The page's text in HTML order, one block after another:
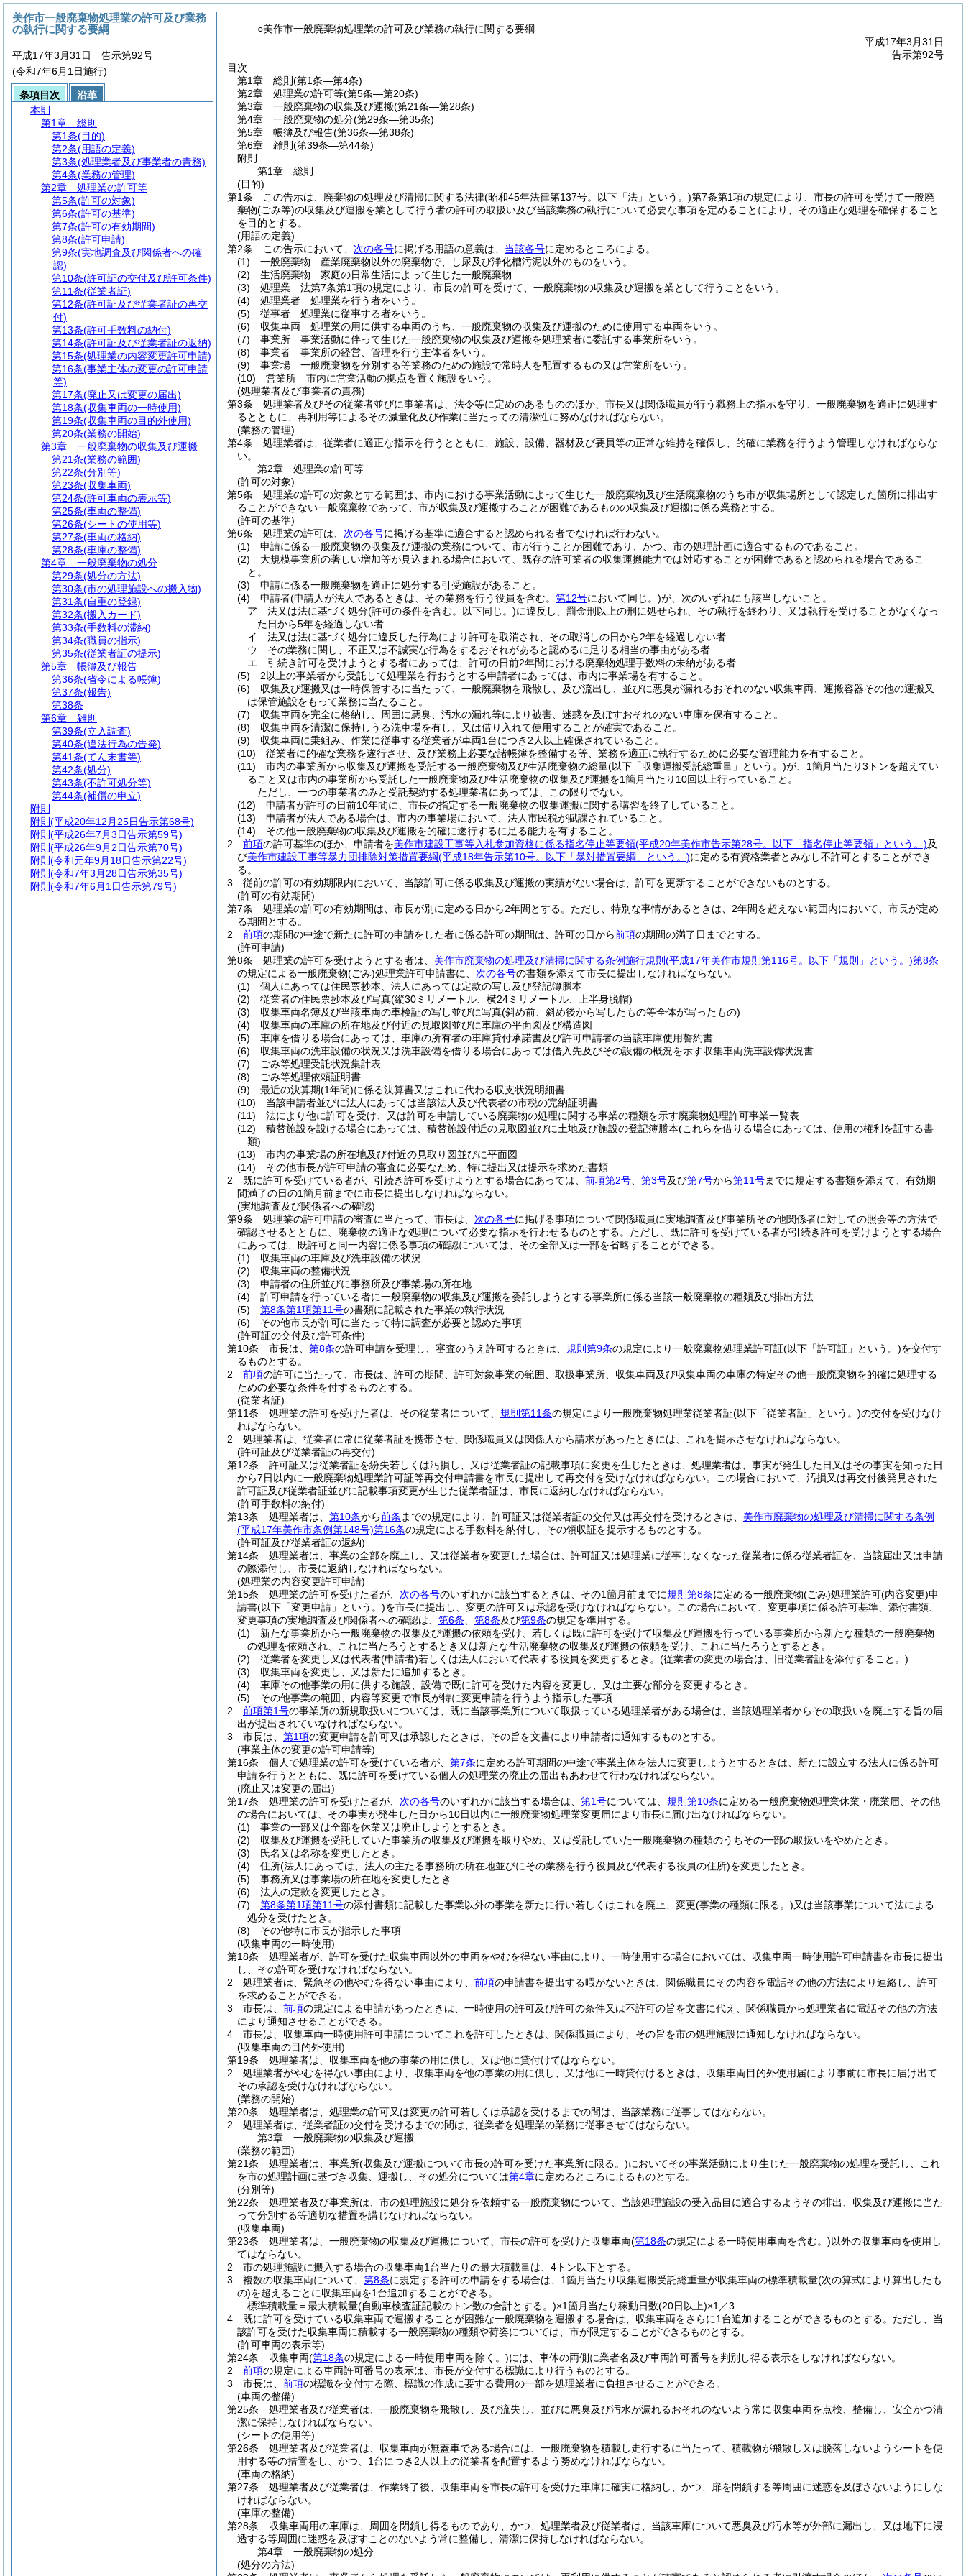
○美作市一般廃棄物処理業の許可及び業務の執行に関する要綱
平成17年3月31日
告示第92号
目次
第1章
総則 (第1条―第4条)
第2章
処理業の許可等(第5条―第20条)
第3章
一般廃棄物の収集及び運搬(第21条―第28条)
第4章
一般廃棄物の処分(第29条―第35条)
第5章
帳簿及び報告(第36条―第38条)
第6章
雑則 (第39条―第44条)
附則
第1章
総則
(目的)
第1条
この告示は、廃棄物の処理及び清掃に関する法律(昭和45年法律第137号。以下「法」という。)第7条第1項の規定により、市長の許可を受けて一般廃
棄物(ごみ等)の収集及び運搬を業として行う者の許可の取扱い及び当該業務の執行について必要な事項を定めることにより、その適正な処理を確保すること
を目的とする。
(用語の定義)
第2条
この告示において、 次の各号に掲げる用語の意義は、 当該各号に定めるところによる。
(1)
一般廃棄物 産業廃棄物以外の廃棄物で、し尿及び浄化槽汚泥以外のものをいう。
(2)
生活廃棄物 家庭の日常生活によって生じた一般廃棄物
(3)
処理業 法第7条第1項の規定により、市長の許可を受けて、一般廃棄物の収集及び運搬を業として行うことをいう。
(4)
処理業者 処理業を行う者をいう。
(5)
従事者 処理業に従事する者をいう。
(6)
収集車両 処理業の用に供する車両のうち、一般廃棄物の収集及び運搬のために使用する車両をいう。
(7)
事業所 事業活動に伴って生じた一般廃棄物の収集及び運搬を処理業者に委託する事業所をいう。
(8)
事業者 事業所の経営、管理を行う主体者をいう。
(9)
事業場 一般廃棄物を分別する等業務のための施設で常時人を配置するもの又は営業所をいう。
(10)
営業所 市内に営業活動の拠点を置く施設をいう。
(処理業者及び事業者の責務)
第3条
処理業者及びその従業者並びに事業者は、法令等に定めのあるもののほか、市長又は関係職員が行う職務上の指示を守り、一般廃棄物を適正に処理す
るとともに、再利用等によるその減量化及び作業に当たっての清潔性に努めなければならない。
(業務の管理)
第4条
処理業者は、従業者に適正な指示を行うとともに、施設、設備、器材及び要員等の正常な維持を確保し、的確に業務を行うよう管理しなければならな
い。
第2章
処理業の許可等
(許可の対象)
第5条
処理業の許可の対象とする範囲は、市内における事業活動によって生じた一般廃棄物及び生活廃棄物のうち市が収集場所として認定した箇所に排出す
ることができない一般廃棄物であって、市が収集及び運搬することが困難であるものの収集及び運搬に係る業務とする。
(許可の基準)
第6条
処理業の許可は、 次の各号に掲げる基準に適合すると認められる者でなければ行わない。
(1)
申請に係る一般廃棄物の収集及び運搬の業務について、市が行うことが困難であり、かつ、市の処理計画に適合するものであること。
(2)
大規模事業所の著しい増加等が見込まれる場合において、既存の許可業者の収集運搬能力では対応することが困難であると認められる場合であるこ
と。
(3)
申請に係る一般廃棄物を適正に処分する引受施設があること。
(4)
申請者(申請人が法人であるときは、その業務を行う役員を含む。 第12号において同じ。)が、次のいずれにも該当しないこと。
ア
法又は法に基づく処分(許可の条件を含む。以下同じ。)に違反し、罰金刑以上の刑に処せられ、その執行を終わり、又は執行を受けることがなくなっ
た日から5年を経過しない者
イ
法又は法に基づく処分に違反した行為により許可を取消され、その取消しの日から2年を経過しない者
ウ
その業務に関し、不正又は不誠実な行為をするおそれがあると認めるに足りる相当の事由がある者
エ
引続き許可を受けようとする者にあっては、許可の日前2年間における廃棄物処理手数料の未納がある者
(5)
2以上の事業者から受託して処理業を行おうとする申請者にあっては、市内に事業場を有すること。
(6)
収集及び運搬又は一時保管するに当たって、一般廃棄物を飛散し、及び流出し、並びに悪臭が漏れるおそれのない収集車両、運搬容器その他の運搬又
は保管施設をもって業務に当たること。
(7)
収集車両を完全に格納し、周囲に悪臭、汚水の漏れ等により被害、迷惑を及ぼすおそれのない車庫を保有すること。
(8)
収集車両を清潔に保持しうる洗車場を有し、又は借り入れて使用することが確実であること。
(9)
収集車両に乗組み、作業に従事する従業者が車両1台につき2人以上確保されていること。
(10)
従業者に的確な業務を遂行させ、及び業務上必要な諸帳簿を整備する等、業務を適正に執行するために必要な管理能力を有すること。
(11)
市内の事業所から収集及び運搬を受託する一般廃棄物及び生活廃棄物の総量(以下「収集運搬受託総重量」という。)が、1箇月当たり3トンを超えてい
ること又は市内の事業所から受託した一般廃棄物及び生活廃棄物の収集及び運搬を1箇月当たり10回以上行っていること。
ただし、一つの事業者のみと受託契約する処理業者にあっては、この限りでない。
(12)
申請者が許可の日前10年間に、市長の指定する一般廃棄物の収集運搬に関する講習を終了していること。
(13)
申請者が法人である場合は、市内の事業場において、法人市民税が賦課されていること。
(14)
その他一般廃棄物の収集及び運搬を的確に遂行するに足る能力を有すること。
2
前項の許可基準のほか、申請者を美作市建設工事等入札参加資格に係る指名停止等要領(平成20年美作市告示第28号。以下「指名停止等要領」という。)及
び美作市建設工事等暴力団排除対策措置要綱(平成18年告示第10号。以下「暴対措置要綱」という。)に定める有資格業者とみなし不許可とすることができ
る。
3
従前の許可の有効期限内において、当該許可に係る収集及び運搬の実績がない場合は、許可を更新することができないものとする。
(許可の有効期間)
第7条
処理業の許可の有効期間は、市長が別に定める日から2年間とする。 ただし、特別な事情があるときは、2年間を超えない範囲内において、市長が定め
る期間とする。
2
前項の期間の中途で新たに許可の申請をした者に係る許可の期間は、許可の日から前項の期間の満了日までとする。
(許可申請)
第8条
処理業の許可を受けようとする者は、 美作市廃棄物の処理及び清掃に関する条例施行規則 (平成17年美作市規則第116号。以下「規則」という。)第8条
の規定による一般廃棄物(ごみ)処理業許可申請書に、 次の各号の書類を添えて市長に提出しなければならない。
(1)
個人にあっては住民票抄本、法人にあっては定款の写し及び登記簿謄本
(2)
従業者の住民票抄本及び写真(縦30ミリメートル、横24ミリメートル、上半身脱帽)
(3)
収集車両名簿及び当該車両の車検証の写し並びに写真(斜め前、斜め後から写したもの等全体が写ったもの)
(4)
収集車両の車庫の所在地及び付近の見取図並びに車庫の平面図及び構造図
(5)
車庫を借りる場合にあっては、車庫の所有者の車庫貸付承諾書及び許可申請者の当該車庫使用誓約書
(6)
収集車両の洗車設備の状況又は洗車設備を借りる場合にあっては借入先及びその設備の概況を示す収集車両洗車設備状況書
(7)
ごみ等処理受託状況集計表
(8)
ごみ等処理依頼証明書
(9)
最近の決算期(1年間)に係る決算書又はこれに代わる収支状況明細書
(10)
当該申請者並びに法人にあっては当該法人及び代表者の市税の完納証明書
(11)
法により他に許可を受け、又は許可を申請している廃棄物の処理に関する事業の種類を示す廃棄物処理許可事業一覧表
(12)
積替施設を設ける場合にあっては、積替施設付近の見取図並びに土地及び施設の登記簿謄本(これらを借りる場合にあっては、使用の権利を証する書
類)
(13)
市内の事業場の所在地及び付近の見取り図並びに平面図
(14)
その他市長が許可申請の審査に必要なため、特に提出又は提示を求めた書類
2
既に許可を受けている者が、引続き許可を受けようとする場合にあっては、 前項第2号 第3号及び第7号から第11号までに規定する書類を添えて、有効期
間満了の日の1箇月前までに市長に提出しなければならない。
(実地調査及び関係者への確認)
第9条
処理業の許可申請の審査に当たって、市長は、 次の各号に掲げる事項について関係職員に実地調査及び事業所その他関係者に対しての照会等の方法で
確認させるとともに、廃棄物の適正な処理について必要な指示を行わせるものとする。 ただし、既に許可を受けている者が引続き許可を受けようとする場合
にあっては、既許可と同一内容に係る事項の確認については、その全部又は一部を省略することができる。
(1)
収集車両の車庫及び洗車設備の状況
(2)
収集車両の整備状況
(3)
申請者の住所並びに事務所及び事業場の所在地
(4)
許可申請を行っている者に一般廃棄物の収集及び運搬を委託しようとする事業所に係る当該一般廃棄物の種類及び排出方法
(5)
第8条第1項第11号の書類に記載された事業の執行状況
(6)
その他市長が許可に当たって特に調査が必要と認めた事項
(許可証の交付及び許可条件)
第10条
市長は、 第8条の許可申請を受理し、審査のうえ許可するときは、 規則第9条の規定により一般廃棄物処理業許可証(以下「許可証」という。)を交付す
るものとする。
2
前項の許可に当たって、市長は、許可の期間、許可対象事業の範囲、取扱事業所、収集車両及び収集車両の車庫の特定その他一般廃棄物を的確に処理する
ための必要な条件を付するものとする。
(従業者証)
第11条
処理業の許可を受けた者は、その従業者について、 規則第11条の規定により一般廃棄物処理業従業者証(以下「従業者証」という。)の交付を受けなけ
ればならない。
2
処理業者は、従業者に常に従業者証を携帯させ、関係職員又は関係人から請求があったときには、これを提示させなければならない。
(許可証及び従業者証の再交付)
第12条
許可証又は従業者証を紛失若しくは汚損し、又は従業者証の記載事項に変更を生じたときは、処理業者は、事実が発生した日又はその事実を知った日
から7日以内に一般廃棄物処理業許可証等再交付申請書を市長に提出して再交付を受けなければならない。
この場合において、汚損又は再交付後発見された
許可証及び従業者証並びに記載事項変更が生じた従業者証は、市長に返納しなければならない。
(許可手数料の納付)
第13条
処理業者は、 第10条から前条 までの規定により、許可証又は従業者証の交付又は再交付を受けるときは、 美作市廃棄物の処理及び清掃に関する条例
(平成17年美作市条例第148号)第16条の規定による手数料を納付し、その領収証を提示するものとする。
(許可証及び従業者証の返納)
第14条
処理業者は、事業の全部を廃止し、又は従業者を変更した場合は、許可証又は処理業に従事しなくなった従業者に係る従業者証を、当該届出又は申請
の際添付し、市長に返納しなければならない。
(処理業の内容変更許可申請)
第15条
処理業の許可を受けた者が、 次の各号のいずれかに該当するときは、その1箇月前までに規則第8条に定める一般廃棄物(ごみ)処理業許可(内容変更)申
請書(以下「変更申請」という。)を市長に提出し、変更の許可又は承認を受けなければならない。
この場合において、変更事項に係る許可基準、添付書類、
変更事項の実地調査及び関係者への確認は、 第6条 第8条及び第9条の規定を準用する。
(1)
新たな事業所から一般廃棄物の収集及び運搬の依頼を受け、若しくは既に許可を受けて収集及び運搬を行っている事業所から新たな種類の一般廃棄物
の処理を依頼され、これに当たろうとするとき又は新たな生活廃棄物の収集及び運搬の依頼を受け、これに当たろうとするとき。
(2)
従業者を変更し又は代表者(申請者)若しくは法人において代表する役員を変更するとき。 (従業者の変更の場合は、旧従業者証を添付すること。)
(3)
収集車両を変更し、又は新たに追加するとき。
(4)
車庫その他事業の用に供する施設、設備で既に許可を受けた内容を変更し、又は主要な部分を変更するとき。
(5)
その他事業の範囲、内容等変更で市長が特に変更申請を行うよう指示した事項
2
前項第1号の事業所の新規取扱いについては、既に当該事業所について取扱っている処理業者がある場合は、当該処理業者からその取扱いを廃止する旨の届
出が提出されていなければならない。
3
市長は、 第1項の変更申請を許可又は承認したときは、その旨を文書により申請者に通知するものとする。
(事業主体の変更の許可申請等)
第16条
個人で処理業の許可を受けている者が、 第7条に定める許可期間の中途で事業主体を法人に変更しようとするときは、新たに設立する法人に係る許可
申請を行うとともに、既に許可を受けている個人の処理業の廃止の届出もあわせて行わなければならない。
(廃止又は変更の届出)
第17条
処理業の許可を受けた者が、 次の各号のいずれかに該当する場合は、 第1号については、 規則第10条に定める一般廃棄物処理業休業・廃業届、その他
の場合においては、その事実が発生した日から10日以内に一般廃棄物処理業変更届により市長に届け出なければならない。
(1)
事業の一部又は全部を休業又は廃止しようとするとき。
(2)
収集及び運搬を受託していた事業所の収集及び運搬を取りやめ、又は受託していた一般廃棄物の種類のうちその一部の取扱いをやめたとき。
(3)
氏名又は名称を変更したとき。
(4)
住所(法人にあっては、法人の主たる事務所の所在地並びにその業務を行う役員及び代表する役員の住所)を変更したとき。
(5)
事務所又は事業場の所在地を変更したとき
(6)
法人の定款を変更したとき。
(7)
第8条第1項第11号の添付書類に記載した事業以外の事業を新たに行い若しくはこれを廃止、変更(事業の種類に限る。)又は当該事業について法による
処分を受けたとき。
(8)
その他特に市長が指示した事項
(収集車両の一時使用)
第18条
処理業者が、許可を受けた収集車両以外の車両をやむを得ない事由により、一時使用する場合においては、収集車両一時使用許可申請書を市長に提出
し、その許可を受けなければならない。
2
処理業者は、緊急その他やむを得ない事由により、 前項の申請書を提出する暇がないときは、関係職員にその内容を電話その他の方法により連絡し、許可
を求めることができる。
3
市長は、 前項の規定による申請があったときは、一時使用の許可及び許可の条件又は不許可の旨を文書に代え、関係職員から処理業者に電話その他の方法
により通知させることができる。
4
市長は、収集車両一時使用許可申請についてこれを許可したときは、関係職員により、その旨を市の処理施設に通知しなければならない。
(収集車両の目的外使用)
第19条
処理業者は、収集車両を他の事業の用に供し、又は他に貸付けてはならない。
2
処理業者がやむを得ない事由により、収集車両を他の事業の用に供し、又は他に一時貸付けるときは、収集車両目的外使用届により事前に市長に届け出て
その承認を受けなければならない。
(業務の開始)
第20条
処理業者は、処理業の許可又は変更の許可若しくは承認を受けるまでの間は、当該業務に従事してはならない。
2
処理業者は、従業者証の交付を受けるまでの間は、従業者を処理業の業務に従事させてはならない。
第3章
一般廃棄物の収集及び運搬
(業務の範囲)
第21条
処理業者は、事業所(収集及び運搬について市長の許可を受けた事業所に限る。)においてその事業活動により生じた一般廃棄物の処理を受託し、これ
を市の処理計画に基づき収集、運搬し、その処分については第4章に定めるところによるものとする。
(分別等)
第22条
処理業者及び事業所は、市の処理施設に処分を依頼する一般廃棄物について、当該処理施設の受入品目に適合するようその排出、収集及び運搬に当た
って分別する等適切な措置を講じなければならない。
(収集車両)
第23条
処理業者は、一般廃棄物の収集及び運搬について、市長の許可を受けた収集車両(第18条の規定による一時使用車両を含む。)以外の収集車両を使用し
てはならない。
2
市の処理施設に搬入する場合の収集車両1台当たりの最大積載量は、4トン以下とする。
3
複数の収集車両について、 第8条に規定する許可の申請をする場合は、1箇月当たり収集運搬受託総重量が収集車両の標準積載量(次の算式により算出したも
の)を超えるごとに収集車両を1台追加することができる。
標準積載量＝最大積載量(自動車検査証記載のトン数の合計とする。)×1箇月当たり稼動日数(20日以上)×1／3
4
既に許可を受けている収集車両で運搬することが困難な一般廃棄物を運搬する場合は、収集車両をさらに1台追加することができるものとする。 ただし、当
該許可を受けた収集車両に積載する一般廃棄物の種類や荷姿については、市が限定することができるものとする。
(許可車両の表示等)
第24条
収集車両(第18条の規定による一時使用車両を除く。)には、車体の両側に業者名及び車両許可番号を判別し得る表示をしなければならない。
2
前項の規定による車両許可番号の表示は、市長が交付する標識により行うものとする。
3
市長は、 前項の標識を交付する際、標識の作成に要する費用の一部を処理業者に負担させることができる。
(車両の整備)
第25条
処理業者及び従業者は、一般廃棄物を飛散し、及び流失し、並びに悪臭及び汚水が漏れるおそれのないよう常に収集車両を点検、整備し、安全かつ清
潔に保持しなければならない。
(シートの使用等)
第26条
処理業者及び従業者は、収集車両が無蓋車である場合には、一般廃棄物を積載し走行するに当たって、積載物が飛散し又は脱落しないようシートを使
用する等の措置をし、かつ、1台につき2人以上の従業者を配置するよう努めなければならない。
(車両の格納)
第27条
処理業者及び従業者は、作業終了後、収集車両を市長の許可を受けた車庫に確実に格納し、かつ、扉を閉鎖する等周囲に迷惑を及ぼさないようにしな
ければならない。
(車庫の整備)
第28条
収集車両用の車庫は、周囲を閉鎖し得るものであり、かつ、処理業者及び従業者は、当該車庫について悪臭及び汚水等が外部に漏出し、又は地下に浸
透する等周囲に迷惑を及ぼすことのないよう常に整備し、清潔に保持しなければならない。
第4章
一般廃棄物の処分
(処分の方法)
美作市一般廃棄物処理業の許可及び業務
の執行に関する要綱
平成17年3月31日 告示第92号
(令和7年6月1日施行)
条項目次
沿革
本則
第1章
総則
第1条(目的)
第2条(用語の定義)
第3条(処理業者及び事業者の責務)
第4条(業務の管理)
第2章
処理業の許可等
第5条(許可の対象)
第6条(許可の基準)
第7条(許可の有効期間)
第8条(許可申請)
第9条(実地調査及び関係者への確
認)
第10条(許可証の交付及び許可条件)
第11条(従業者証)
第12条(許可証及び従業者証の再交
付)
第13条(許可手数料の納付)
第14条(許可証及び従業者証の返納)
第15条(処理業の内容変更許可申請)
第16条(事業主体の変更の許可申請
等)
第17条(廃止又は変更の届出)
第18条(収集車両の一時使用)
第19条(収集車両の目的外使用)
第20条(業務の開始)
第3章
一般廃棄物の収集及び運搬
第21条(業務の範囲)
第22条(分別等)
第23条(収集車両)
第24条(許可車両の表示等)
第25条(車両の整備)
第26条(シートの使用等)
第27条(車両の格納)
第28条(車庫の整備)
第4章
一般廃棄物の処分
第29条(処分の方法)
第30条(市の処理施設への搬入物)
第31条(自重の登録)
第32条(搬入カード)
第33条(手数料の滞納)
第34条(職員の指示)
第35条(従業者証の提示)
第5章
帳簿及び報告
第36条(省令による帳簿)
第37条(報告)
第38条
第6章
雑則
第39条(立入調査)
第40条(違法行為の告発)
第41条(てん末書等)
第42条(処分)
第43条(不許可処分等)
第44条(補償の申立)
附則
附則 (平成20年12月25日告示第68号)
附則 (平成26年7月3日告示第59号)
附則 (平成26年9月2日告示第70号)
附則 (令和元年9月18日告示第22号)
附則 (令和7年3月28日告示第35号)
附則 (令和7年6月1日告示第79号)